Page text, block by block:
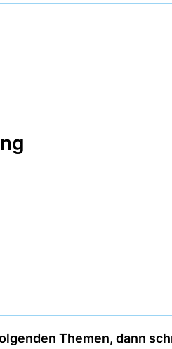
Themen, dann